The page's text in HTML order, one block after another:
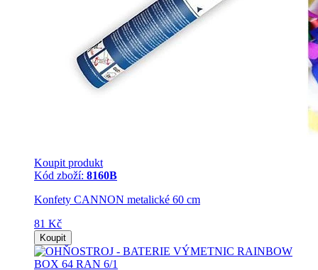
Koupit produkt
Kód zboží: 8160B
Konfety CANNON metalické 60 cm
81 Kč
Koupit